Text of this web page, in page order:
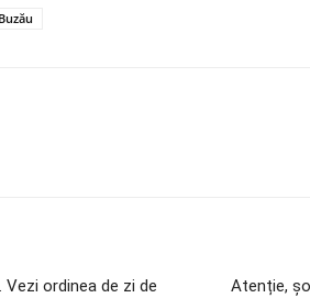
ordinea de zi de
Atenție,